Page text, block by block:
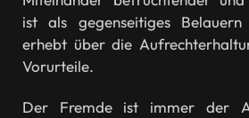
ist als gegenseitiges
erhebt über die
Vorurteile.
Der Fremde ist immer der